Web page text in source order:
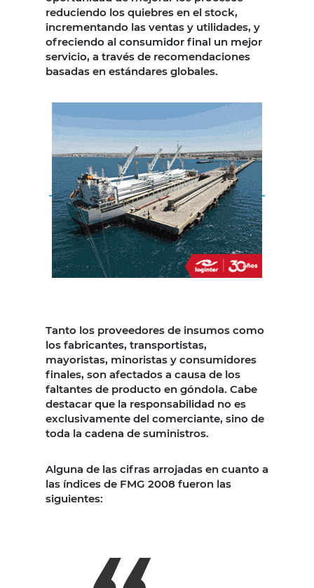
reduciendo los quiebres en el stock,
incrementando las ventas y utilidades, y
ofreciendo al consumidor final un mejor
servicio, a través de recomendaciones
basadas en estándares globales.
Tanto los proveedores de insumos como
los fabricantes, transportistas,
mayoristas, minoristas y consumidores
finales, son afectados a causa de los
faltantes de producto en góndola. Cabe
destacar que la responsabilidad no es
exclusivamente del comerciante, sino de
toda la cadena de suministros.
Alguna de las cifras arrojadas en cuanto a
las índices de FMG 2008 fueron las
siguientes: